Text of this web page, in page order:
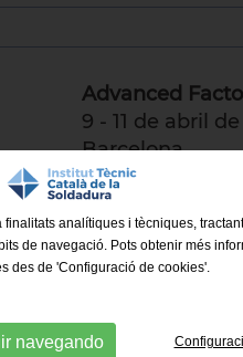
Advanced
9 - 11 de abril
Barcelona
Más información
analítiques i tècniques,
de navegació. Pots obtenir més
des de 'Configuració de cookies'.
navegando